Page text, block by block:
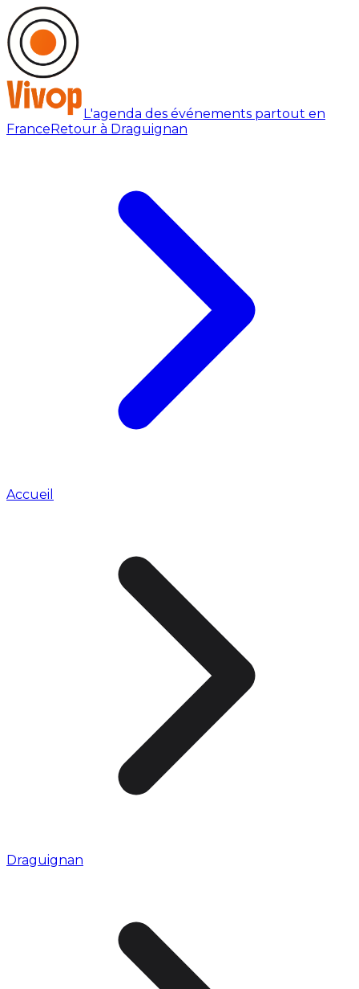
L'agenda des événements partout en
FranceRetour à Draguignan
Accueil
Draguignan